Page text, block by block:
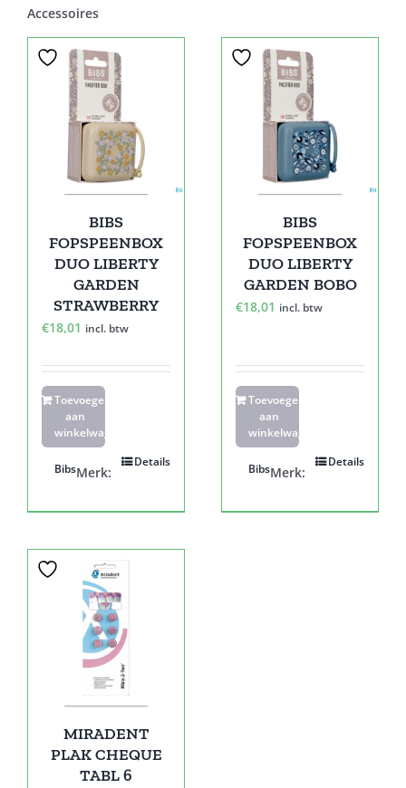
Accessoires
BIBS
FOPSPEENBOX
DUO LIBERTY
GARDEN
STRAWBERRY
€18,01 incl. btw
Toevoegen
aan
winkelwagen
Details
Merk:
Bibs
BIBS
FOPSPEENBOX
DUO LIBERTY
GARDEN BOBO
€18,01 incl. btw
Toevoegen
aan
winkelwagen
Details
Merk:
Bibs
MIRADENT
PLAK CHEQUE
TABL 6